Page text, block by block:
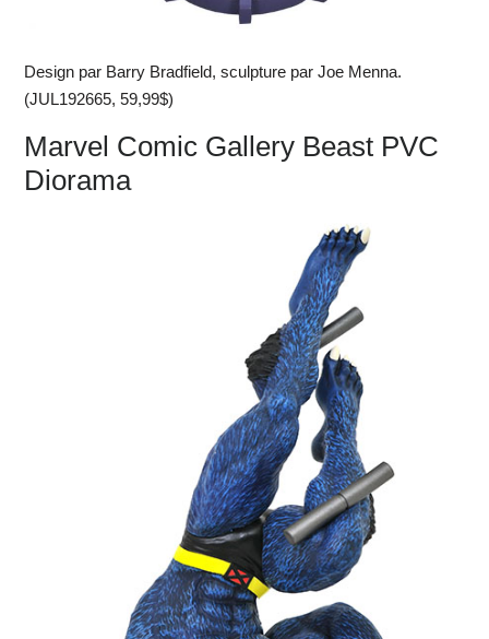
Design par Barry Bradfield, sculpture par Joe Menna.
(JUL192665, 59,99$)
Marvel Comic Gallery Beast PVC
Diorama